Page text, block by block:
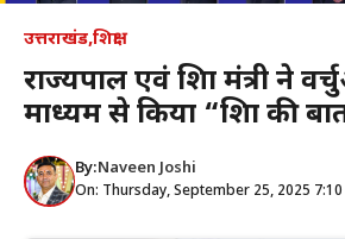
उत्तराखंड,शिक्षा
राज्यपाल एवं शिक्षा मंत्री ने
माध्यम से किया “शिक्षा की
By:Naveen Joshi
On: Thursday, September 25, 2025 7:10